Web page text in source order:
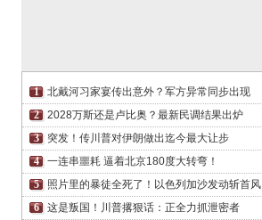
北戴河习家宴传出意外？军方异常同步出现
2028万斯还是卢比奥？最新民调结果出炉
突发！传川普对伊朗做出迄今最大让步
一连串噩耗 逼着北京180度大转弯！
照片里的暴徒全死了！以色列加沙发动斩首风
这是叛国！川普撂狠话：正全力抓泄密者